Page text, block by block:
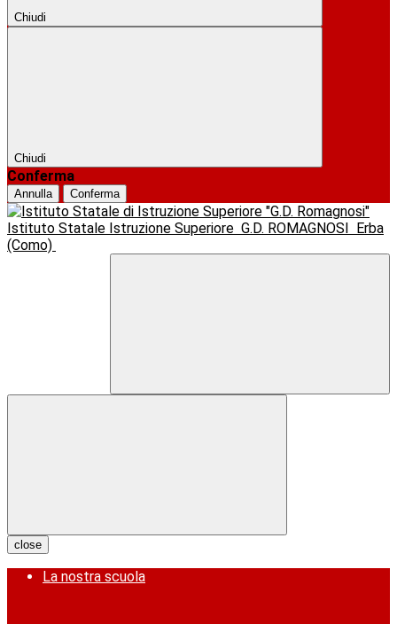
Chiudi
Chiudi
Conferma
Annulla Conferma
Istituto Statale Istruzione Superiore G.D. ROMAGNOSI
Erba
(Como)
close
La nostra scuola